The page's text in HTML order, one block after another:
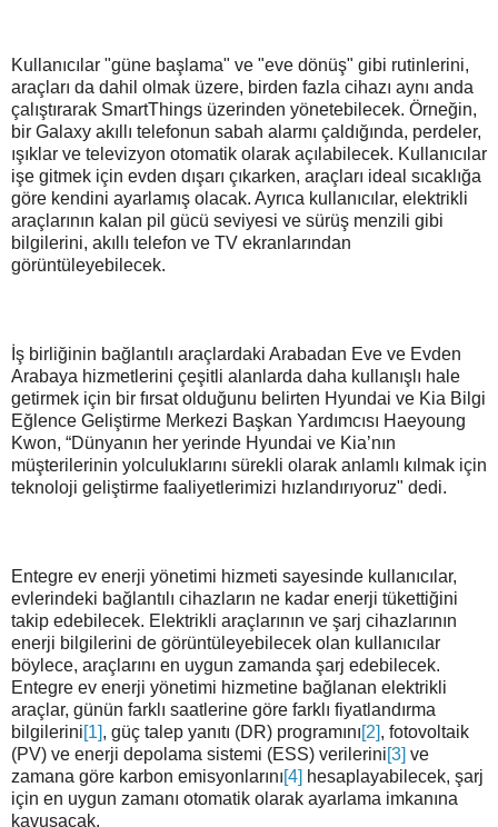
Kullanıcılar "güne başlama" ve "eve dönüş" gibi rutinlerini,
araçları da dahil olmak üzere, birden fazla cihazı aynı anda
çalıştırarak SmartThings üzerinden yönetebilecek. Örneğin,
bir Galaxy akıllı telefonun sabah alarmı çaldığında, perdeler,
ışıklar ve televizyon otomatik olarak açılabilecek. Kullanıcılar
işe gitmek için evden dışarı çıkarken, araçları ideal sıcaklığa
göre kendini ayarlamış olacak. Ayrıca kullanıcılar, elektrikli
araçlarının kalan pil gücü seviyesi ve sürüş menzili gibi
bilgilerini, akıllı telefon ve TV ekranlarından
görüntüleyebilecek.
İş birliğinin bağlantılı araçlardaki Arabadan Eve ve Evden
Arabaya hizmetlerini çeşitli alanlarda daha kullanışlı hale
getirmek için bir fırsat olduğunu belirten Hyundai ve Kia Bilgi
Eğlence Geliştirme Merkezi Başkan Yardımcısı Haeyoung
Kwon, “Dünyanın her yerinde Hyundai ve Kia’nın
müşterilerinin yolculuklarını sürekli olarak anlamlı kılmak için
teknoloji geliştirme faaliyetlerimizi hızlandırıyoruz" dedi.
Entegre ev enerji yönetimi hizmeti sayesinde kullanıcılar,
evlerindeki bağlantılı cihazların ne kadar enerji tükettiğini
takip edebilecek. Elektrikli araçlarının ve şarj cihazlarının
enerji bilgilerini de görüntüleyebilecek olan kullanıcılar
böylece, araçlarını en uygun zamanda şarj edebilecek.
Entegre ev enerji yönetimi hizmetine bağlanan elektrikli
araçlar, günün farklı saatlerine göre farklı fiyatlandırma
bilgilerini[1], güç talep yanıtı (DR) programını[2], fotovoltaik
(PV) ve enerji depolama sistemi (ESS) verilerini[3] ve
zamana göre karbon emisyonlarını[4] hesaplayabilecek, şarj
için en uygun zamanı otomatik olarak ayarlama imkanına
kavuşacak.